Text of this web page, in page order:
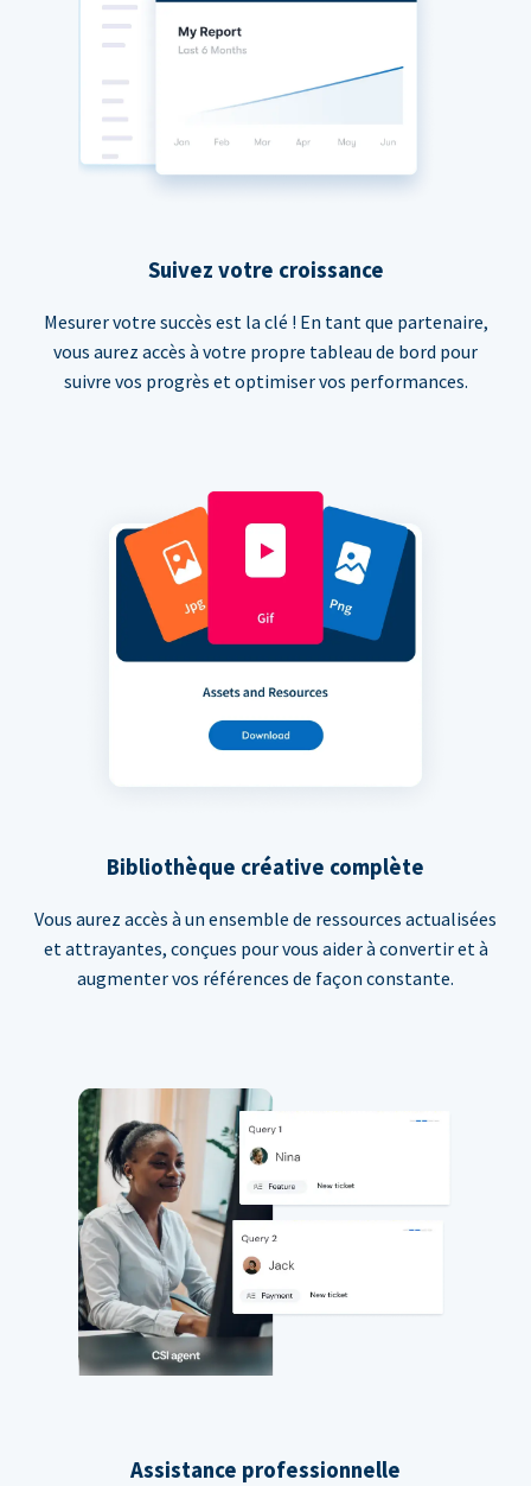
Suivez votre croissance
Mesurer votre succès est la clé ! En tant que partenaire,
vous aurez accès à votre propre tableau de bord pour
suivre vos progrès et optimiser vos performances.
Bibliothèque créative complète
Vous aurez accès à un ensemble de ressources actualisées
et attrayantes, conçues pour vous aider à convertir et à
augmenter vos références de façon constante.
Assistance professionnelle